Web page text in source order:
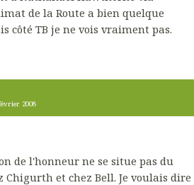
de la Route a bien quelque
côté TB je ne vois vraiment pas.
2008
de l'honneur ne se situe pas du
et chez Bell. Je voulais dire